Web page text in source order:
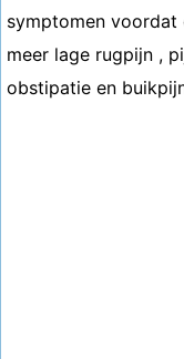
symptomen voordat
meer lage rugpijn ,
obstipatie en